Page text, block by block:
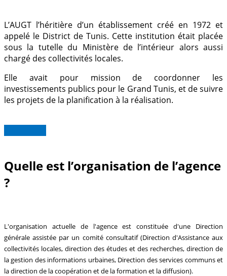
L’AUGT l’héritière d’un établissement créé en 1972 et
appelé le District de Tunis. Cette institution était placée
sous la tutelle du Ministère de l’intérieur alors aussi
chargé des collectivités locales.
Elle avait pour mission de coordonner les
investissements publics pour le Grand Tunis, et de suivre
les projets de la planification à la réalisation.
Quelle est l’organisation de l’agence
?
L'organisation actuelle de l'agence est constituée d'une Direction
générale assistée par un comité consultatif (Direction d'Assistance aux
collectivités locales, direction des études et des recherches, direction de
la gestion des informations urbaines, Direction des services communs et
la direction de la coopération et de la formation et la diffusion).